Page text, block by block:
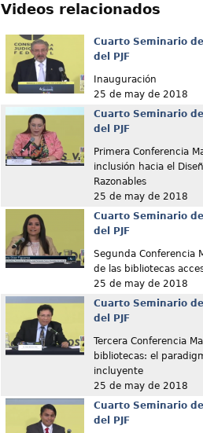
Videos relacionados
Cuarto Seminario
del PJF
Inauguración
25 de may de 2018
Cuarto Seminario
del PJF
Primera Conferencia
inclusión hacia el
Razonables
25 de may de 2018
Cuarto Seminario
del PJF
Segunda Conferencia
de las bibliotecas
25 de may de 2018
Cuarto Seminario
del PJF
Tercera Conferencia
bibliotecas: el
incluyente
25 de may de 2018
Cuarto Seminario
del PJF